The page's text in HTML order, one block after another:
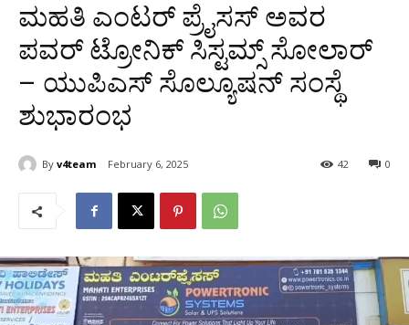
ಮಹತಿ ಎಂಟರ್ ಪ್ರೈಸಸ್ ಅವರ
ಪವರ್ ಟ್ರೋನಿಕ್ ಸಿಸ್ಟಮ್ಸ್ ಸೋಲಾರ್
– ಯುಪಿಎಸ್ ಸೊಲ್ಯೂಷನ್ ಸಂಸ್ಥೆ
ಶುಭಾರಂಭ
By v4team February 6, 2025 0
42